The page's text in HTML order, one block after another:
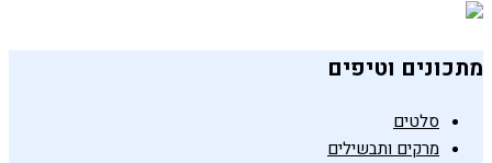
מתכונים וטיפים
סלטים
מרקים ותבשילים